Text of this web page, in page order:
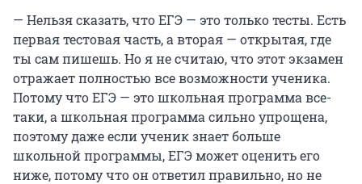
— Нельзя сказать, что ЕГЭ — это только тесты. Есть
первая тестовая часть, а вторая — открытая, где
ты сам пишешь. Но я не считаю, что этот экзамен
отражает полностью все возможности ученика.
Потому что ЕГЭ — это школьная программа все-
таки, а школьная программа сильно упрощена,
поэтому даже если ученик знает больше
школьной программы, ЕГЭ может оценить его
ниже, потому что он ответил правильно, но не